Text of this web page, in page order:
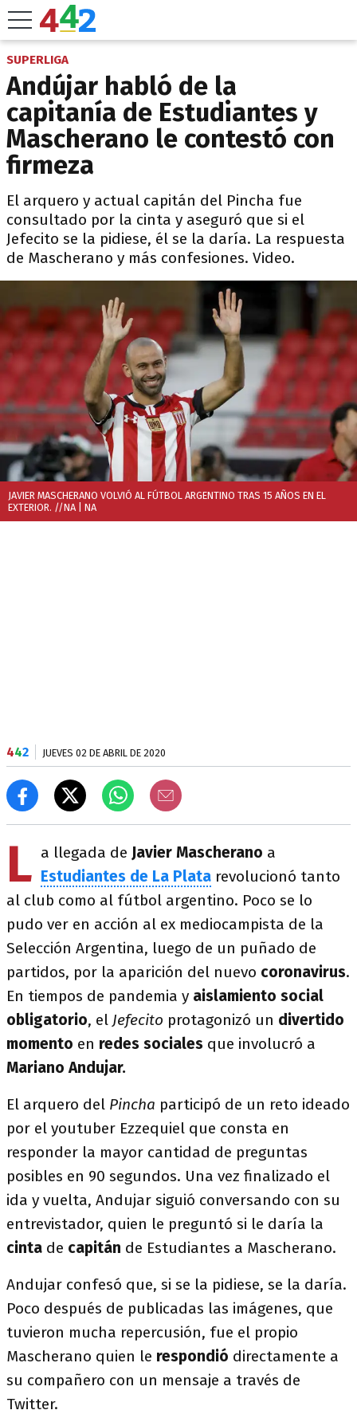
SUPERLIGA
Andújar habló de la
capitanía de Estudiantes y
Mascherano le contestó con
firmeza
El arquero y actual capitán del Pincha fue
consultado por la cinta y aseguró que si el
Jefecito se la pidiese, él se la daría. La respuesta
de Mascherano y más confesiones. Video.
JAVIER MASCHERANO VOLVIÓ AL FÚTBOL ARGENTINO TRAS 15 AÑOS EN EL
EXTERIOR. //NA | NA
442 JUEVES 02 DE ABRIL DE 2020
L a llegada de Javier Mascherano a
Estudiantes de La Plata revolucionó tanto
al club como al fútbol argentino. Poco se lo
pudo ver en acción al ex mediocampista de la
Selección Argentina, luego de un puñado de
partidos, por la aparición del nuevo coronavirus.
En tiempos de pandemia y aislamiento social
obligatorio, el Jefecito protagonizó un divertido
momento en redes sociales que involucró a
Mariano Andujar.
El arquero del Pincha participó de un reto ideado
por el youtuber Ezzequiel que consta en
responder la mayor cantidad de preguntas
posibles en 90 segundos. Una vez finalizado el
ida y vuelta, Andujar siguió conversando con su
entrevistador, quien le preguntó si le daría la
cinta de capitán de Estudiantes a Mascherano.
Andujar confesó que, si se la pidiese, se la daría.
Poco después de publicadas las imágenes, que
tuvieron mucha repercusión, fue el propio
Mascherano quien le respondió directamente a
su compañero con un mensaje a través de
Twitter.